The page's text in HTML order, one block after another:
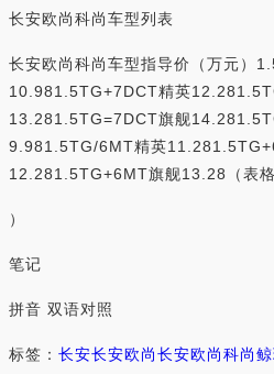
长安欧尚科尚车型列表
长安欧尚科尚车型指导价（万元）
10.981.5TG+7DCT精英
13.281.5TG=7DCT旗舰
9.981.5TG/6MT精英
12.281.5TG+6MT旗舰13.28（表格
）
笔记
拼音 双语对照
标签： 长安长安欧尚长安欧尚科尚鲸